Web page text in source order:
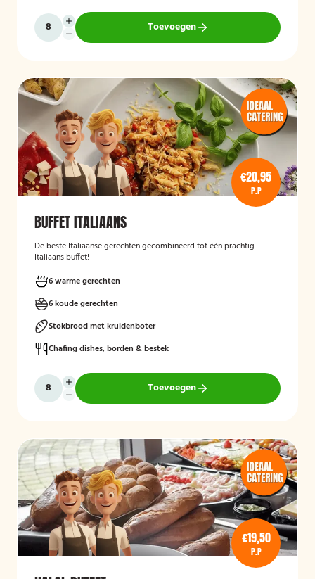
Toevoegen
€20,95
P.P
BUFFET ITALIAANS
De beste Italiaanse gerechten gecombineerd tot één prachtig
Italiaans buffet!
6 warme gerechten
6 koude gerechten
Stokbrood met kruidenboter
Chafing dishes, borden & bestek
Toevoegen
€19,50
P.P